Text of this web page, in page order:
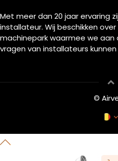
Met meer dan 20 jaar ervaring
installateur. Wij beschikken
machinepark waarmee we
vragen van installateurs
©